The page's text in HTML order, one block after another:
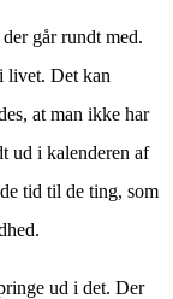
går rundt med.
livet. Det kan
at man ikke har
ud i kalenderen af
tid til de ting, som
ud i det. Der